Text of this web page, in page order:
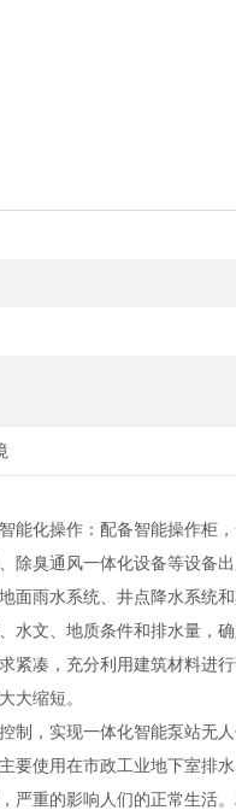
智能化操作：配备智能操作柜
除臭通风一体化设备等设备
面雨水系统、井点降水系统
水文、地质条件和排水量，
紧凑，充分利用建筑材料进
大缩短。
制，实现一体化智能泵站无
主要使用在市政工业地下室排
严重的影响人们的正常生活